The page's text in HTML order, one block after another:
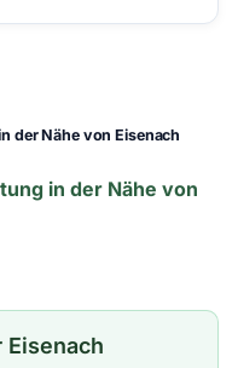
der Nähe von Eisenach
in der Nähe von